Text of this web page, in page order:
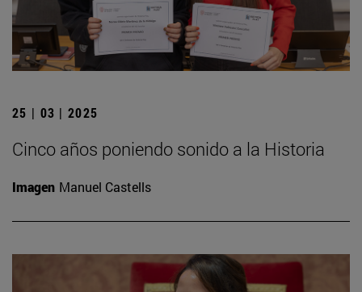
25 | 03 | 2025
Cinco años poniendo sonido a la Historia
Imagen Manuel Castells